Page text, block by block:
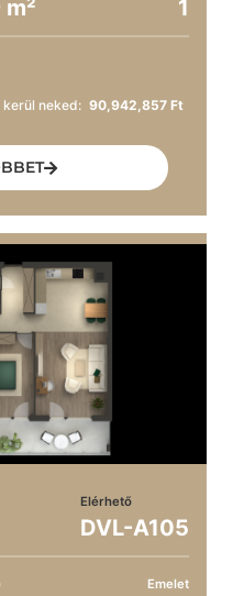
1
kerül neked: 90,942,857 Ft
Elérhető
DVL-A105
Emelet